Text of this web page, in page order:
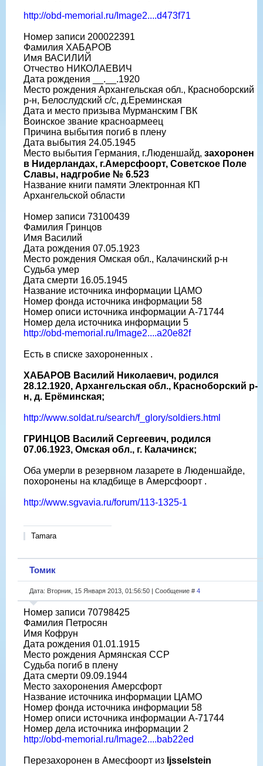
http://obd-memorial.ru/Image2....d473f71
Номер записи 200022391
Фамилия ХАБАРОВ
Имя ВАСИЛИЙ
Отчество НИКОЛАЕВИЧ
Дата рождения __.__.1920
Место рождения Архангельская обл., Красноборский
р-н, Белослудский с/с, д.Ереминская
Дата и место призыва Мурманским ГВК
Воинское звание красноармеец
Причина выбытия погиб в плену
Дата выбытия 24.05.1945
Место выбытия Германия, г.Люденшайд, захоронен
в Нидерландах, г.Амерсфоорт, Советское Поле
Славы, надгробие № 6.523
Название книги памяти Электронная КП
Архангельской области
Номер записи 73100439
Фамилия Гринцов
Имя Василий
Дата рождения 07.05.1923
Место рождения Омская обл., Калачинский р-н
Судьба умер
Дата смерти 16.05.1945
Название источника информации ЦАМО
Номер фонда источника информации 58
Номер описи источника информации A-71744
Номер дела источника информации 5
http://obd-memorial.ru/Image2....a20e82f
Есть в списке захороненных .
ХАБАРОВ Василий Николаевич, родился
28.12.1920, Архангельская обл., Красноборский р-
н, д. Ерёминская;
http://www.soldat.ru/search/f_glory/soldiers.html
ГРИНЦОВ Василий Сергеевич, родился
07.06.1923, Омская обл., г. Калачинск;
Оба умерли в резервном лазарете в Люденшайде,
похоронены на кладбище в Амерсфоорт .
http://www.sgvavia.ru/forum/113-1325-1
Tamara
Томик
Дата: Вторник, 15 Января 2013, 01:56:50 | Сообщение # 4
Номер записи 70798425
Фамилия Петросян
Имя Кофрун
Дата рождения 01.01.1915
Место рождения Армянская ССР
Судьба погиб в плену
Дата смерти 09.09.1944
Место захоронения Амерсфорт
Название источника информации ЦАМО
Номер фонда источника информации 58
Номер описи источника информации A-71744
Номер дела источника информации 2
http://obd-memorial.ru/Image2....bab22ed
Перезахоронен в Амесфоорт из Ijsselstein